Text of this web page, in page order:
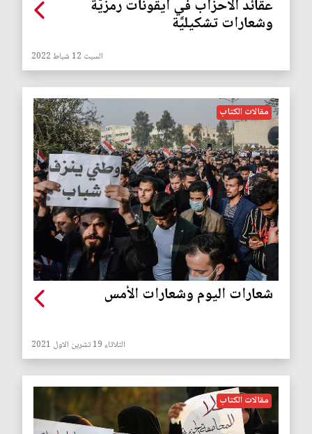
عقائد الأحزاب في أيقونات رمزيَّة
وشعارات تشكيليَّة
السبت 12 شباط 2022
مقالات الكتاب
شعارات اليوم وشعارات الأمس
الثلاثاء 19 تشرين الاول 2021
مقالات الكتاب